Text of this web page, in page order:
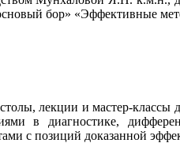
бор» «Эффективные
лекции и мастер-
в диагностике,
с позиций доказанной